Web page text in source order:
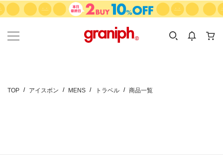
カテゴリーから探す
KIDS
カテゴリ
サイズ
TOP アイスボン MENS トラベル 商品一覧